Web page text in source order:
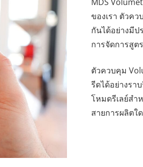
ของเรา ตัวค
กันได้อย่างมี
การจัดการสูต
ตัวควบคุม
รีดได้อย่างรา
โหมดรีเลย์สำ
สายการผลิตใ